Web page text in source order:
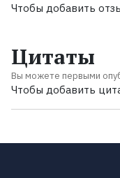
Чтобы добавить
Цитаты
Вы можете первыми
Чтобы добавить